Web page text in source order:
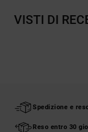
VISTI DI
Spedizione e
Reso entro 30